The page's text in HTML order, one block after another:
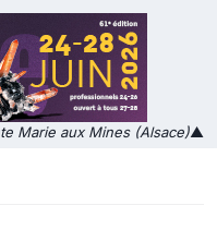
Marie aux Mines (Alsace)▲